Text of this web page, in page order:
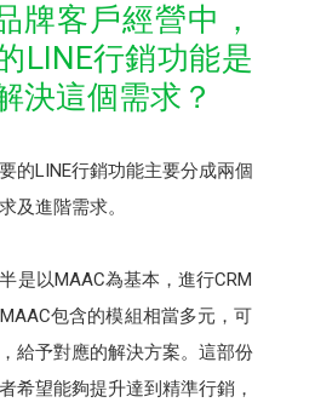
牌客戶經營中，
LINE行銷功能是
決這個需求？
的LINE行銷功能主要分成兩個
及進階需求。
是以MAAC為基本，進行CRM
包含的模組相當多元，可
給予對應的解決方案。這部份
希望能夠提升達到精準行銷，